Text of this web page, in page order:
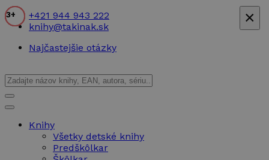
+421 944 943 222
knihy@takinak.sk
Najčastejšie otázky
Knihy
Všetky detské knihy
Predškôlkar
4+
1+
3+
3+
3+
3+ ×